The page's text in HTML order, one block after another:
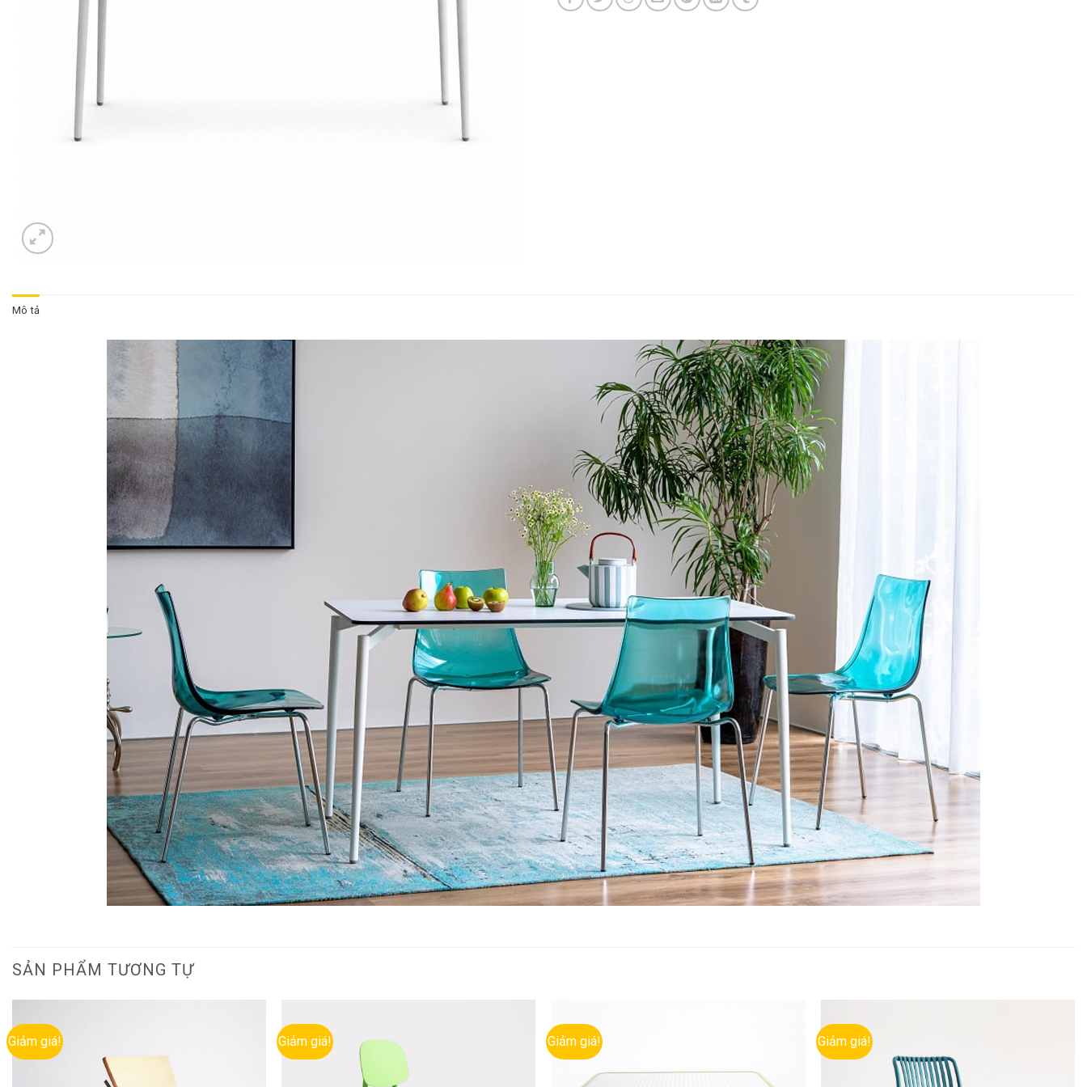
Mô tả
SẢN PHẨM TƯƠNG TỰ
Giảm giá! Giảm giá! Giảm giá! Giảm giá!